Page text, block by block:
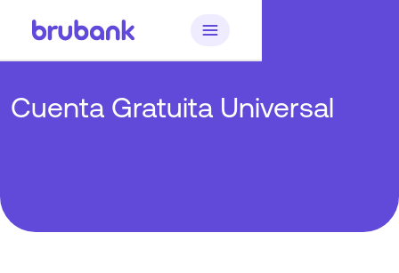
Cuenta Gratuita Universal